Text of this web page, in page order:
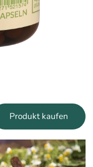
Produkt kaufen